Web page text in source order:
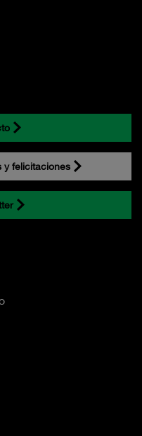
y felicitaciones